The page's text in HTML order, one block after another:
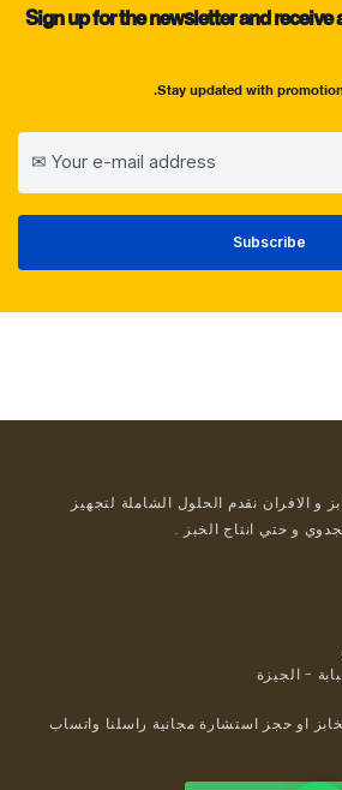
Sign up for the newsletter and receive
Stay updated with
و الافران نقدم الحلول الشاملة لتجهيز
و حتي انتاج الخبز .
- الجيزة
او حجز استشارة مجانية راسلنا واتساب